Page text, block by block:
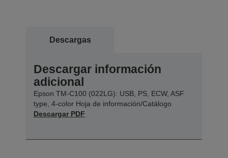
Descargas
Descargar información
adicional
Epson TM-C100 (022LG): USB, PS, ECW, ASF
type, 4-color Hoja de información/Catálogo
Descargar PDF